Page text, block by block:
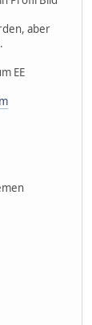
aber
EE